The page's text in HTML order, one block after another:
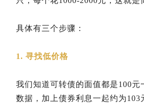
具体有三个步骤：
1. 寻找低价格
我们知道可转债的面值都是100元
数据，加上债券利息一起约为103